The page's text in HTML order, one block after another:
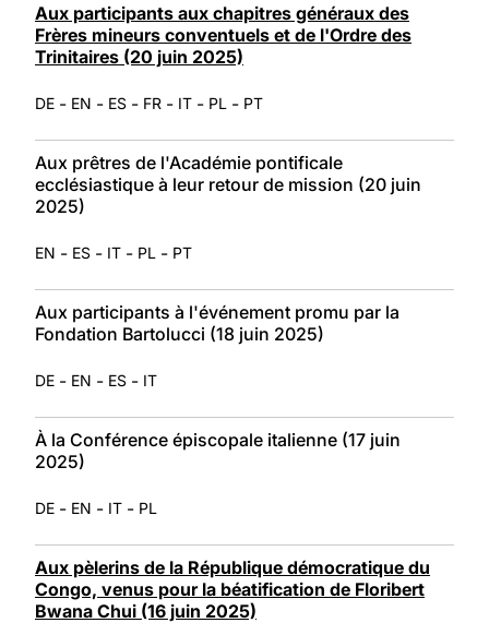
Aux participants aux chapitres généraux des
Frères mineurs conventuels et de l'Ordre des
Trinitaires (20 juin 2025)
DE - EN - ES - FR - IT - PL - PT
Aux prêtres de l'Académie pontificale
ecclésiastique à leur retour de mission (20 juin
2025)
EN - ES - IT - PL - PT
Aux participants à l'événement promu par la
Fondation Bartolucci (18 juin 2025)
DE - EN - ES - IT
À la Conférence épiscopale italienne (17 juin
2025)
DE - EN - IT - PL
Aux pèlerins de la République démocratique du
Congo, venus pour la béatification de Floribert
Bwana Chui (16 juin 2025)